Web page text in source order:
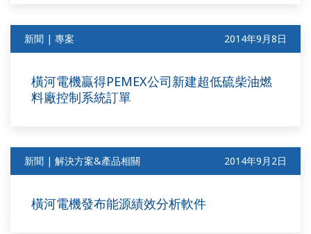
新聞 | 專案 2014年9月8日
橫河電機贏得PEMEX公司新建超低硫柴油燃
料廠控制系統訂單
新聞 | 解決方案&產品相關 2014年9月2日
橫河電機發布能源績效分析軟件